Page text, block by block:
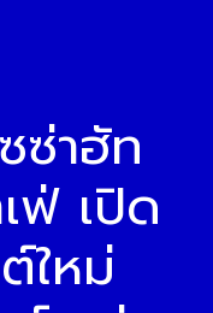
ซ่าฮัท
ฟ่ เปิด
ใหม่